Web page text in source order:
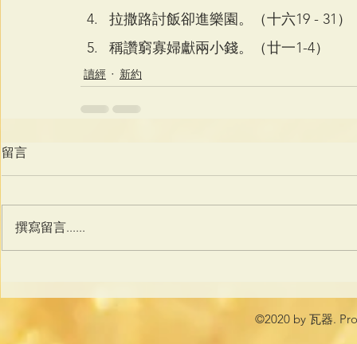
拉撒路討飯卻進樂園。（十六19 - 31）
稱讚窮寡婦獻兩小錢。（廿一1-4）
讀經 新約
留言
撰寫留言......
©2020 by 瓦器.